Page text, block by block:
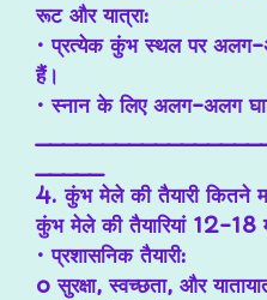
रूट और यात्रा:
• प्रत्येक कुंभ स्थल पर अलग-
हैं।
• स्नान के लिए अलग-अलग
4. कुंभ मेले की तैयारी कितने
कुंभ मेले की तैयारियां 12-18
• प्रशासनिक तैयारी:
o सुरक्षा, स्वच्छता, और